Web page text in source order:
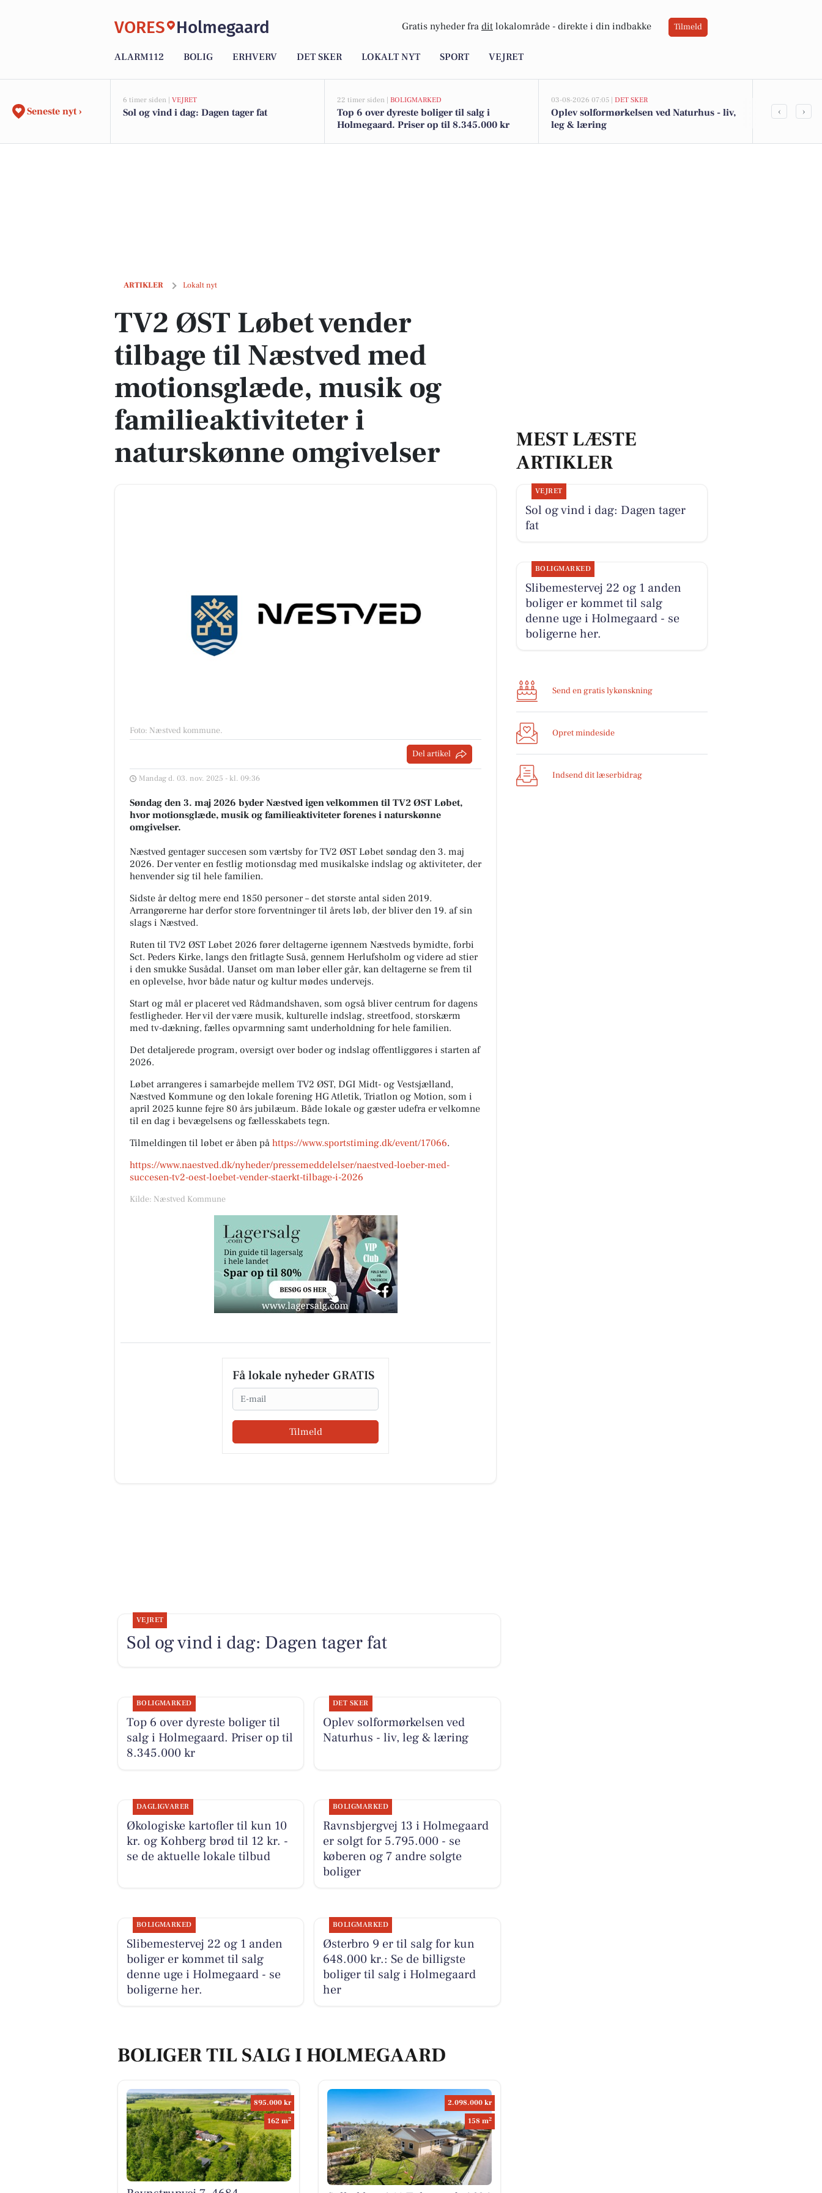
VORES Holmegaard Gratis nyheder fra dit lokalområde - direkte i din indbakke Tilmeld
ALARM112 BOLIG ERHVERV DET SKER LOKALT NYT SPORT VEJRET
Seneste nyt ›
6 timer siden | VEJRET
Sol og vind i dag: Dagen tager fat
22 timer siden | BOLIGMARKED
Top 6 over dyreste boliger til salg i
Holmegaard. Priser op til 8.345.000 kr
03-08-2026 07:05 | DET SKER
Oplev solformørkelsen ved Naturhus - liv,
leg & læring
Økologiske
‹ ›
ARTIKLER Lokalt nyt
TV2 ØST Løbet vender tilbage til Næstved med motionsglæde, musik og familieaktiviteter i naturskønne omgivelser
TV2 ØST Løbet vender
tilbage til Næstved med
motionsglæde, musik og
familieaktiviteter i
naturskønne omgivelser
Foto: Næstved kommune.
Del artikel
Mandag d. 03. nov. 2025 - kl. 09:36
Søndag den 3. maj 2026 byder Næstved igen velkommen til TV2 ØST Løbet,
hvor motionsglæde, musik og familieaktiviteter forenes i naturskønne
omgivelser.
Næstved gentager succesen som værtsby for TV2 ØST Løbet søndag den 3. maj
2026. Der venter en festlig motionsdag med musikalske indslag og aktiviteter, der
henvender sig til hele familien.
Sidste år deltog mere end 1850 personer – det største antal siden 2019.
Arrangørerne har derfor store forventninger til årets løb, der bliver den 19. af sin
slags i Næstved.
Ruten til TV2 ØST Løbet 2026 fører deltagerne igennem Næstveds bymidte, forbi
Sct. Peders Kirke, langs den fritlagte Suså, gennem Herlufsholm og videre ad stier
i den smukke Susådal. Uanset om man løber eller går, kan deltagerne se frem til
en oplevelse, hvor både natur og kultur mødes undervejs.
Start og mål er placeret ved Rådmandshaven, som også bliver centrum for dagens
festligheder. Her vil der være musik, kulturelle indslag, streetfood, storskærm
med tv-dækning, fælles opvarmning samt underholdning for hele familien.
Det detaljerede program, oversigt over boder og indslag offentliggøres i starten af
2026.
Løbet arrangeres i samarbejde mellem TV2 ØST, DGI Midt- og Vestsjælland,
Næstved Kommune og den lokale forening HG Atletik, Triatlon og Motion, som i
april 2025 kunne fejre 80 års jubilæum. Både lokale og gæster udefra er velkomne
til en dag i bevægelsens og fællesskabets tegn.
Tilmeldingen til løbet er åben på https://www.sportstiming.dk/event/17066.
https://www.naestved.dk/nyheder/pressemeddelelser/naestved-loeber-med-
succesen-tv2-oest-loebet-vender-staerkt-tilbage-i-2026
Kilde: Næstved Kommune
Få lokale nyheder GRATIS
Email
Tilmeld
MEST LÆSTE
ARTIKLER
VEJRET
Sol og vind i dag: Dagen tager
fat
BOLIGMARKED
Slibemestervej 22 og 1 anden
boliger er kommet til salg
denne uge i Holmegaard - se
boligerne her.
Send en gratis lykønskning
Opret mindeside
Indsend dit læserbidrag
VEJRET
Sol og vind i dag: Dagen tager fat
BOLIGMARKED
Top 6 over dyreste boliger til
salg i Holmegaard. Priser op til
8.345.000 kr
DET SKER
Oplev solformørkelsen ved
Naturhus - liv, leg & læring
DAGLIGVARER
Økologiske kartofler til kun 10
kr. og Kohberg brød til 12 kr. -
se de aktuelle lokale tilbud
BOLIGMARKED
Ravnsbjergvej 13 i Holmegaard
er solgt for 5.795.000 - se
køberen og 7 andre solgte
boliger
BOLIGMARKED
Slibemestervej 22 og 1 anden
boliger er kommet til salg
denne uge i Holmegaard - se
boligerne her.
BOLIGMARKED
Østerbro 9 er til salg for kun
648.000 kr.: Se de billigste
boliger til salg i Holmegaard
her
BOLIGER TIL SALG I HOLMEGAARD
895.000 kr
162 m2
2.098.000 kr
158 m2